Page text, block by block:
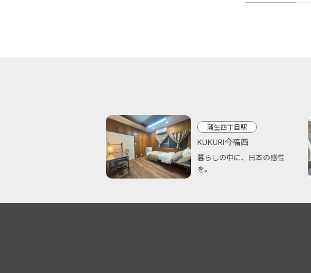
蒲生四丁目駅
KUKURI今福西
暮らしの中に、日本の感性
を。